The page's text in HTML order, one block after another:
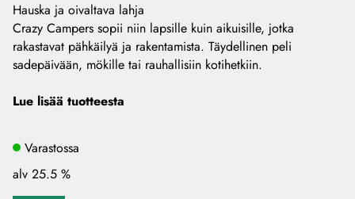
Hauska ja oivaltava lahja
Crazy Campers sopii niin lapsille kuin aikuisille, jotka
rakastavat pähkäilyä ja rakentamista. Täydellinen peli
sadepäivään, mökille tai rauhallisiin kotihetkiin.
Lue lisää tuotteesta
Varastossa
alv 25.5 %